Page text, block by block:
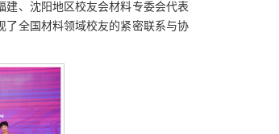
建、沈阳地区校友会材料专委会代表
了全国材料领域校友的紧密联系与协